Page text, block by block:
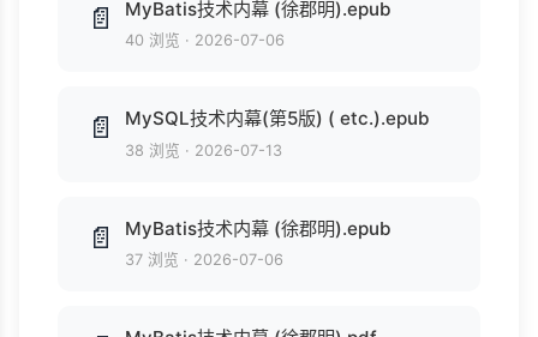
📄 MyBatis技术内幕 (徐郡明).epub
40 浏览 · 2026-07-06
📄 MySQL技术内幕(第5版) ( etc.).epub
38 浏览 · 2026-07-13
📄 MyBatis技术内幕 (徐郡明).epub
37 浏览 · 2026-07-06